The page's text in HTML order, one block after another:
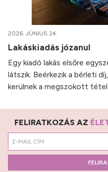
2026. JÚNIUS 24.
Lakáskiadás józanul
Egy kiadó lakás elsőre
látszik. Beérkezik a bérleti
kerülnek a megszokott
FELIRATKOZÁS AZ